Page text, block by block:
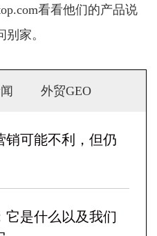
看看他们的产品说
家。
外贸GEO
销可能不利，但仍
它是什么以及我们